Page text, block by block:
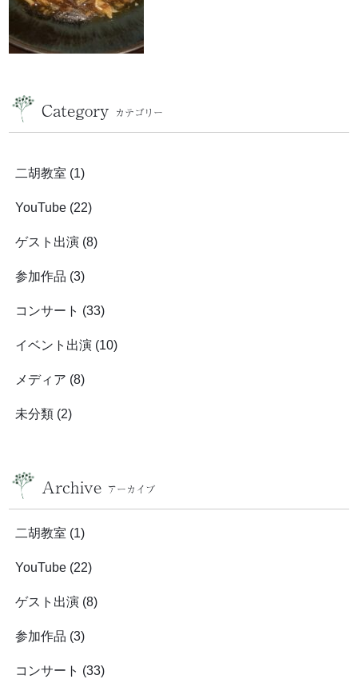
Category カテゴリー
二胡教室 (1)
YouTube (22)
ゲスト出演 (8)
参加作品 (3)
コンサート (33)
イベント出演 (10)
メディア (8)
未分類 (2)
Archive アーカイブ
二胡教室 (1)
YouTube (22)
ゲスト出演 (8)
参加作品 (3)
コンサート (33)